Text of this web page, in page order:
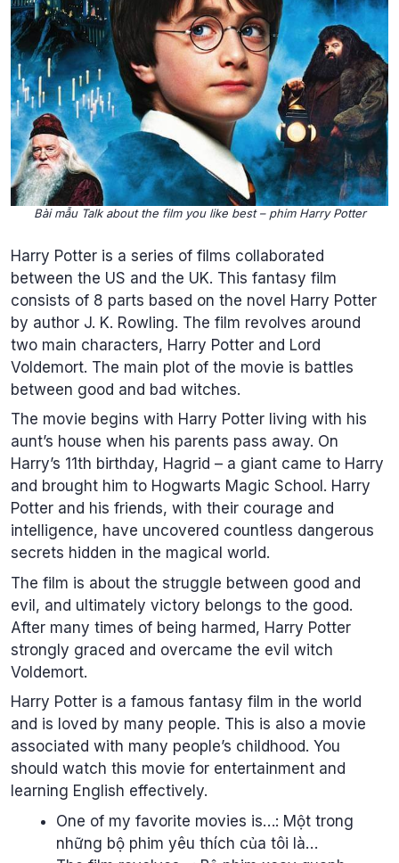
Bài mẫu Talk about the film you like best – phim Harry Potter
Harry Potter is a series of films collaborated
between the US and the UK. This fantasy film
consists of 8 parts based on the novel Harry Potter
by author J. K. Rowling. The film revolves around
two main characters, Harry Potter and Lord
Voldemort. The main plot of the movie is battles
between good and bad witches.
The movie begins with Harry Potter living with his
aunt’s house when his parents pass away. On
Harry’s 11th birthday, Hagrid – a giant came to Harry
and brought him to Hogwarts Magic School. Harry
Potter and his friends, with their courage and
intelligence, have uncovered countless dangerous
secrets hidden in the magical world.
The film is about the struggle between good and
evil, and ultimately victory belongs to the good.
After many times of being harmed, Harry Potter
strongly graced and overcame the evil witch
Voldemort.
Harry Potter is a famous fantasy film in the world
and is loved by many people. This is also a movie
associated with many people’s childhood. You
should watch this movie for entertainment and
learning English effectively.
One of my favorite movies is…: Một trong
những bộ phim yêu thích của tôi là…